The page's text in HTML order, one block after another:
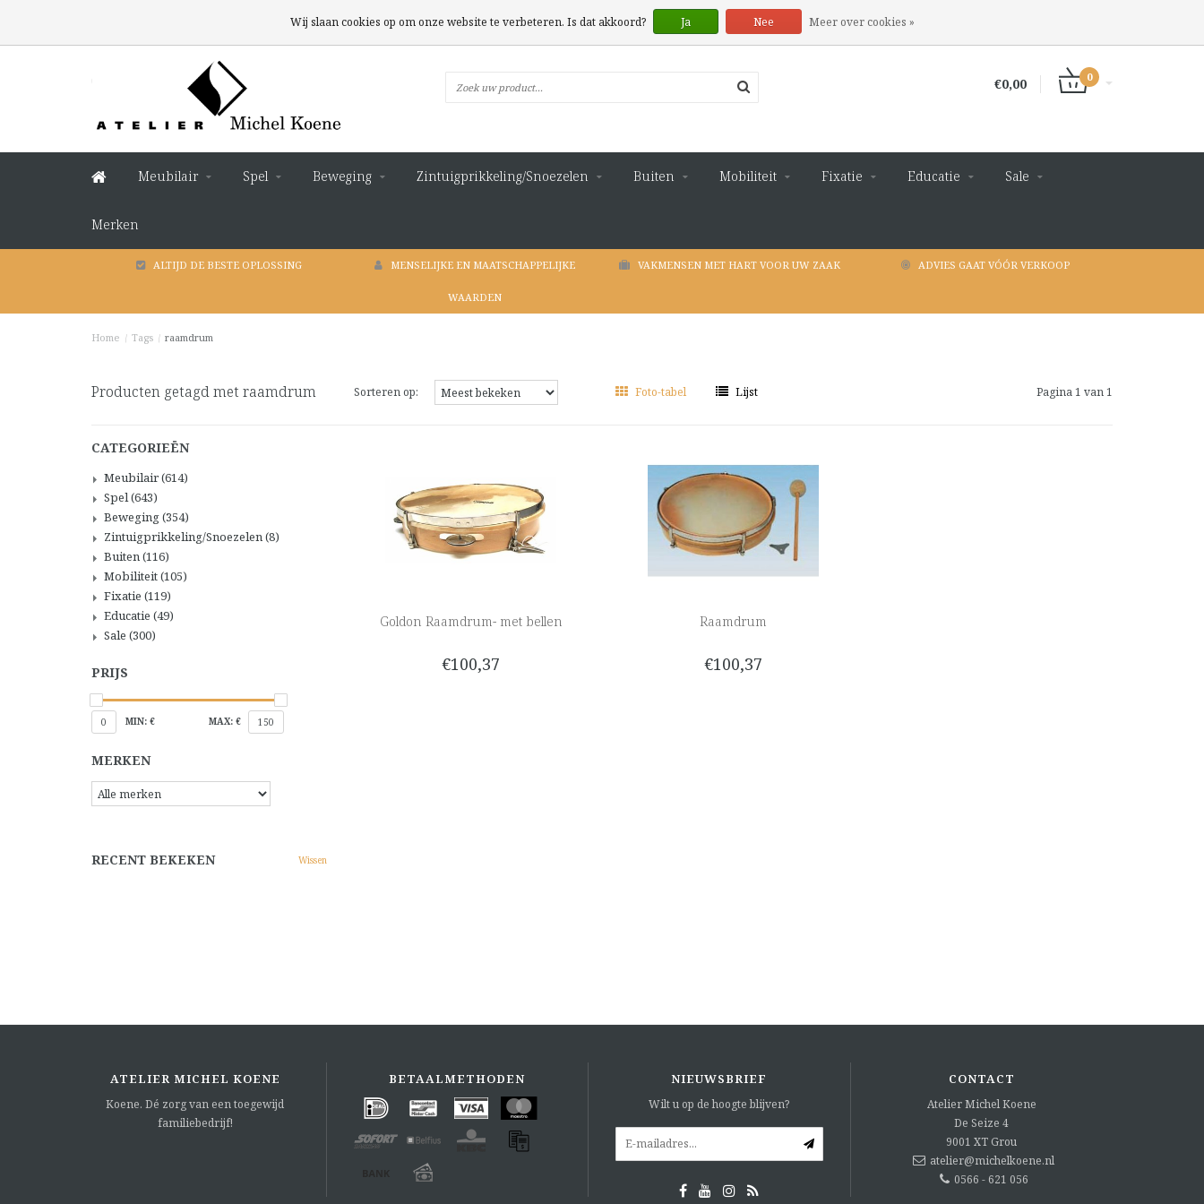
€0,00 0
Meubilair Spel Beweging Zintuigprikkeling/Snoezelen Buiten Mobiliteit Fixatie Educatie Sale
Merken
ALTIJD DE BESTE OPLOSSING MENSELIJKE EN MAATSCHAPPELIJKE
WAARDEN
VAKMENSEN MET HART VOOR UW ZAAK ADVIES GAAT VÓÓR VERKOOP
Home / Tags / raamdrum
Producten getagd met raamdrum Sorteren op: Foto-tabel Lijst Pagina 1 van 1
CATEGORIEËN
Meubilair(614)
Spel(643)
Beweging(354)
Zintuigprikkeling/Snoezelen(8)
Buiten(116)
Mobiliteit(105)
Fixatie (119)
Educatie (49)
Sale (300)
PRIJS
0 MIN: € MAX: € 150
MERKEN
RECENT BEKEKEN Wissen
Goldon Raamdrum- met bellen
€100,37
Raamdrum
€100,37
ATELIER MICHEL KOENE
Koene. Dé zorg van een toegewijd
familiebedrijf!
BETAALMETHODEN NIEUWSBRIEF
Wilt u op de hoogte blijven?
CONTACT
Atelier Michel Koene
De Seize 4
9001 XT Grou
atelier@michelkoene.nl
0566 - 621 056
Wij slaan cookies op om onze website te verbeteren. Is dat akkoord? Ja Nee Meer over cookies »